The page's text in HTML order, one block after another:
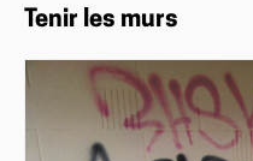
Tenir les murs